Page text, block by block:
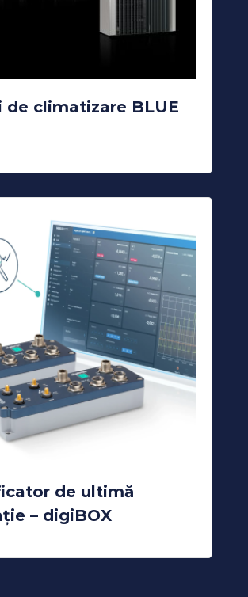
de climatizare BLUE
de ultimă
– digiBOX